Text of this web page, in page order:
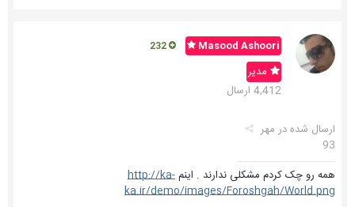
Masood Ashoori
مدیر
4,412 ارسال
ارسال شده در مهر
93
همه رو چک کردم مشکلی ندارند . اینمhttp://ka-
ka.ir/demo/images/Foroshgah/World.png